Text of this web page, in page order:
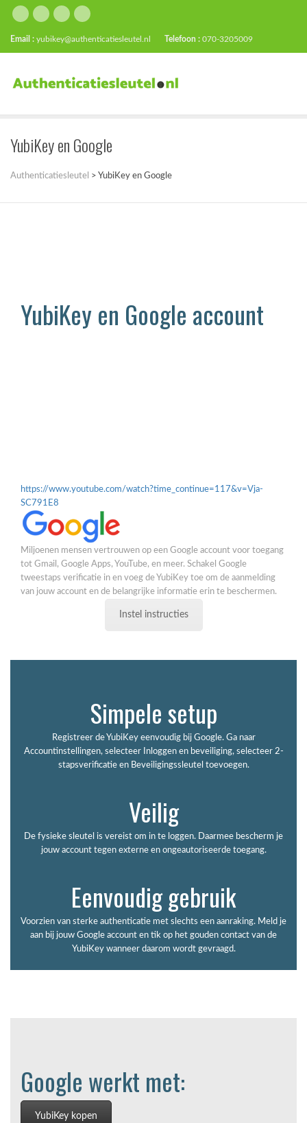
Email : yubikey@authenticatiesleutel.nl Telefoon : 070-3205009
YubiKey en Google
Authenticatiesleutel > YubiKey en Google
YubiKey en Google account
https://www.youtube.com/watch?time_continue=117&v=Vja-
SC791E8
Miljoenen mensen vertrouwen op een Google account voor toegang
tot Gmail, Google Apps, YouTube, en meer. Schakel Google
tweestaps verificatie in en voeg de YubiKey toe om de aanmelding
van jouw account en de belangrijke informatie erin te beschermen.
Instel instructies
Simpele setup
Registreer de YubiKey eenvoudig bij Google. Ga naar
Accountinstellingen, selecteer Inloggen en beveiliging, selecteer 2-
stapsverificatie en Beveiligingssleutel toevoegen.
Veilig
De fysieke sleutel is vereist om in te loggen. Daarmee bescherm je
jouw account tegen externe en ongeautoriseerde toegang.
Eenvoudig gebruik
Voorzien van sterke authenticatie met slechts een aanraking. Meld je
aan bij jouw Google account en tik op het gouden contact van de
YubiKey wanneer daarom wordt gevraagd.
Google werkt met:
YubiKey kopen